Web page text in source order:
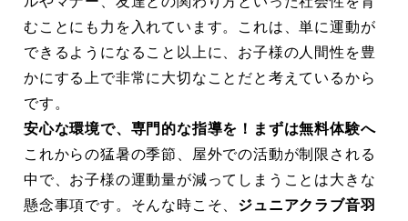
むことにも力を入れています。これは、単に運動が
できるようになること以上に、お子様の人間性を豊
かにする上で非常に大切なことだと考えているから
です。
安心な環境で、専門的な指導を！まずは無料体験へ
これからの猛暑の季節、屋外での活動が制限される
中で、お子様の運動量が減ってしまうことは大きな
懸念事項です。そんな時こそ、 ジュニアクラブ音羽